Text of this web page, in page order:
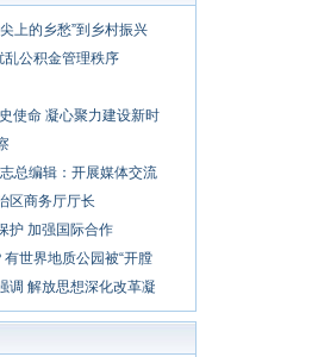
上的乡愁”到乡村振兴
乱公积金管理秩序
使命 凝心聚力建设新时
广西
总编辑：开展媒体交流
事
区商务厅厅长
护 加强国际合作
有世界地质公园被“开膛
调 解放思想深化改革凝
时代中国特色社会主义